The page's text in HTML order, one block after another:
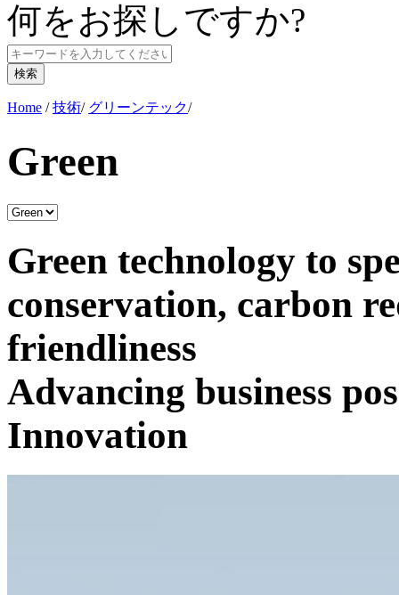
何をお探しですか?
検索
Home / 技術/ グリーンテック/
Green
Green technology to
conservation, carbon
friendliness
Advancing business
Innovation